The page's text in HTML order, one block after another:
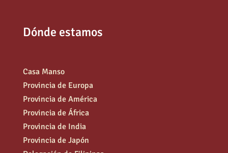
Dónde estamos
Casa Manso
Provincia de Europa
Provincia de América
Provincia de África
Provincia de India
Provincia de Japón